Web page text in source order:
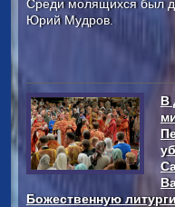
Среди молящихся был
Юрий Мудров.
В
Божественную